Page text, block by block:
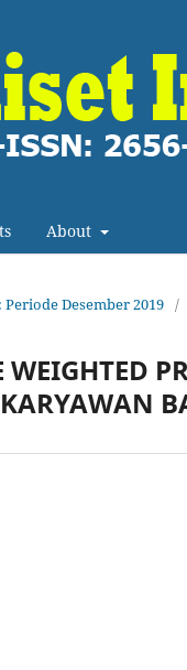
About
Periode Desember 2019 /
KARYAWAN